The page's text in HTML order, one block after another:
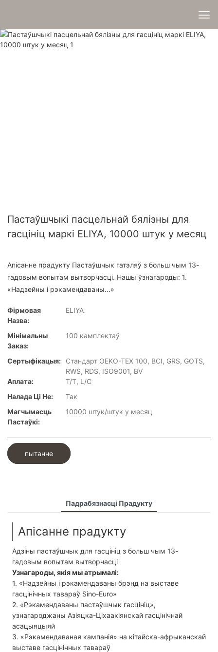
Пастаўшчыкі пасцельнай бялізны для
гасцініц маркі ELIYA, 10000 штук у месяц
Апісанне прадукту Пастаўшчык гатэляў з больш чым 13-
гадовым вопытам вытворчасці. Нашы ўзнагароды: 1.
«Надзейны і рэкамендаваны...»
Фірмовая
Назва:
ELIYA
Мінімальны
Заказ:
100 камплектаў
Сертыфікацыя:
Стандарт OEKO-TEX 100, BCI, GRS, GOTS,
RWS, RDS, ISO9001, BV
Аплата:
T/T, L/C
Налада Ці Не:
Так
Магчымасць
Пастаўкі:
10000 штук/штук у месяц
пытанне
Падрабязнасці Прадукту
Апісанне прадукту
Адзіны пастаўшчык для гасцініц з больш чым 13-
гадовым вопытам вытворчасці
Узнагароды, якія мы атрымалі:
1. «Надзейны і рэкамендаваны брэнд на выставе
гасцінічных тавараў Sino-Euro»
2. «Рэкамендаваны пастаўшчык гасцініц»,
узнагароджаны Азіяцка-Ціхаакіянскай гасцінічнай
асацыяцыяй
3. «Рэкамендаваная кампанія» на кітайска-афрыканскай
выставе гасцінічных тавараў